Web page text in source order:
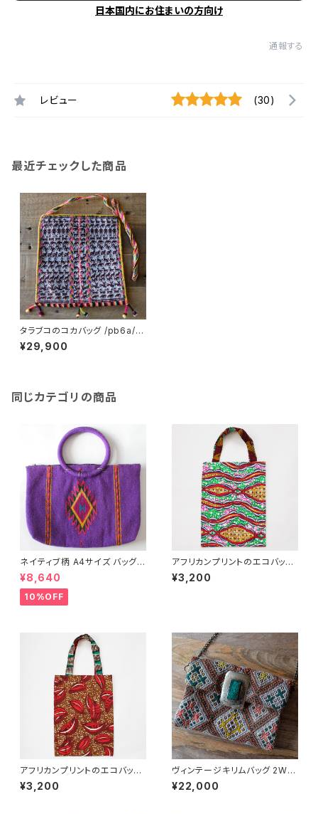
日本国内にお住まいの方向け
通報する
レビュー (30)
最近チェックした商品
タラブコのコカバッグ /pb6a/ B
OLOVIA ボリビア
¥29,900
同じカテゴリの商品
ネイティブ柄 A4サイズ バッグ /
279d/ MEXICO
¥8,640
10%OFF
アフリカンプリントのエコバッグ/
297a/ Africa アフリカ
¥3,200
アフリカンプリントのエコバッグ/
297b/ AFRICA アフリカ
¥3,200
ヴィンテージキリムバッグ 2WA
Y /m6a/ MOROCCO モロッコ
¥22,000